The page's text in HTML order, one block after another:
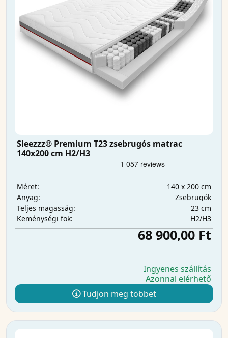
Sleezzz® Premium T23 zsebrugós matrac
140x200 cm H2/H3
Méret:
140 x 200 cm
Anyag:
Zsebrugók
Teljes magasság:
23 cm
Keménységi fok:
H2/H3
68 900,00 Ft
Ingyenes szállítás
Azonnal elérhető
Tudjon meg többet